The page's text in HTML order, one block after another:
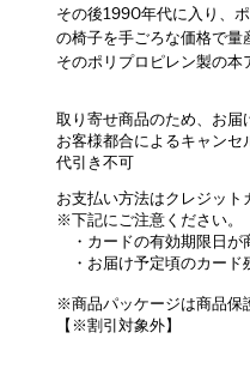
その後1990年代に入り、
の椅子を手ごろな価格で量
そのポリプロピレン製の
取り寄せ商品のため、お届
お客様都合によるキャンセ
代引き不可
お支払い方法はクレジッ
※下記にご注意ください。
・カードの有効期限日が
・お届け予定頃のカード
※商品パッケージは商品保
【※割引対象外】